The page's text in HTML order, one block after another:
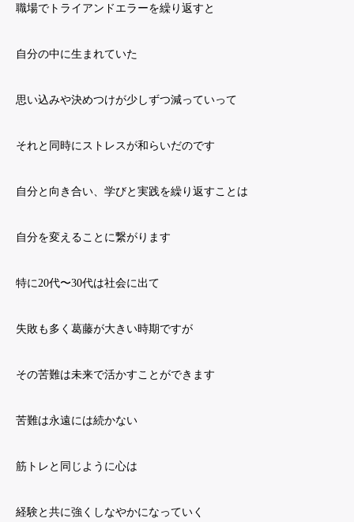
職場でトライアンドエラーを繰り返すと
自分の中に生まれていた
思い込みや決めつけが少しずつ減っていって
それと同時にストレスが和らいだのです
自分と向き合い、学びと実践を繰り返すことは
自分を変えることに繋がります
特に20代〜30代は社会に出て
失敗も多く葛藤が大きい時期ですが
その苦難は未来で活かすことができます
苦難は永遠には続かない
筋トレと同じように心は
経験と共に強くしなやかになっていく